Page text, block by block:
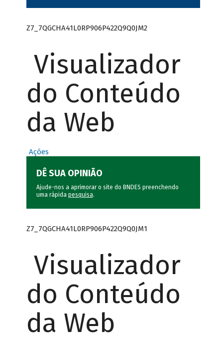
Z7_7QGCHA41L0RP906P422Q9Q0JM2
Visualizador
do Conteúdo
da Web
Ações
DÊ SUA OPINIÃO
Ajude-nos a aprimorar o site do BNDES preenchendo
uma rápida pesquisa.
Z7_7QGCHA41L0RP906P422Q9Q0JM1
Visualizador
do Conteúdo
da Web